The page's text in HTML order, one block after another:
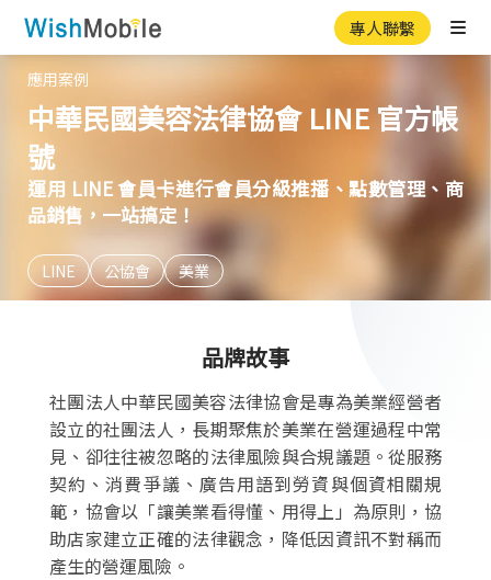
專人聯繫
應用案例
中華民國美容法律協會 LINE 官方帳
號
運用 LINE 會員卡進行會員分級推播、點數管理、商
品銷售，一站搞定！
LINE 公協會 美業
品牌故事
社團法人中華民國美容法律協會​是專為美業經營者
設立的社團法人，長期聚焦於美業在營運過程中常
見、卻往往被忽略的法律風險與合規議題。從服務
契約、消費爭議、廣告用語到勞資與個資相關規
範，協會以「讓美業看得懂、用得上」為原則，協
助店家建立正確的法律觀念，降低因資訊不對稱而
產生的營運風險。